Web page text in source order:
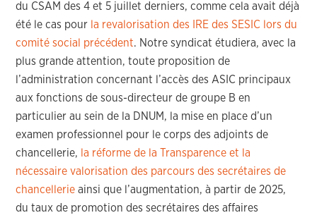
du CSAM des 4 et 5 juillet derniers, comme cela avait déjà
été le cas pour la revalorisation des IRE des SESIC lors du
comité social précédent. Notre syndicat étudiera, avec la
plus grande attention, toute proposition de
l’administration concernant l’accès des ASIC principaux
aux fonctions de sous-directeur de groupe B en
particulier au sein de la DNUM, la mise en place d’un
examen professionnel pour le corps des adjoints de
chancellerie, la réforme de la Transparence et la
nécessaire valorisation des parcours des secrétaires de
chancellerie ainsi que l’augmentation, à partir de 2025,
du taux de promotion des secrétaires des affaires